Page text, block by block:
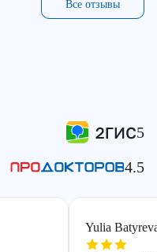
Все отзывы
5
4.5
Yulia